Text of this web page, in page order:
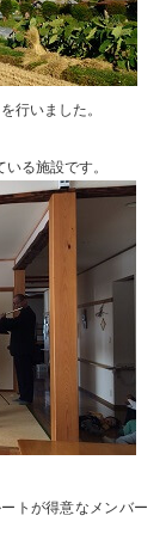
行いました。
る施設です。
トが得意なメンバー